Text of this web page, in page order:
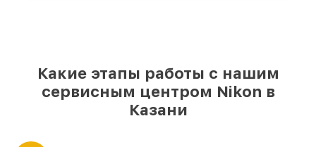
Какие этапы работы с нашим
сервисным центром Nikon в
Казани